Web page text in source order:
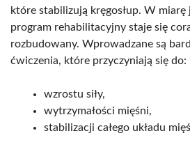
które stabilizują kręgosłup. W miarę
program rehabilitacyjny staje się
rozbudowany. Wprowadzane są
ćwiczenia, które przyczyniają się do:
wzrostu siły,
wytrzymałości mięśni,
stabilizacji całego układu